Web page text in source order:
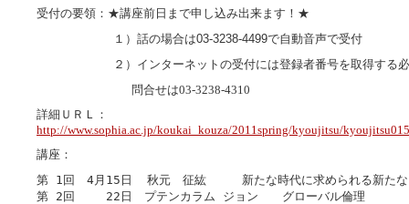
受付の要領：★講座前日まで申し込み出来ます！★
１） 話の場合は03-3238-4499で自動音声で受付
２）インターネットの受付には登録者番号を取得する
問合せは03-3238-4310
詳細ＵＲＬ：
http://www.sophia.ac.jp/koukai_kouza/2011spring/kyoujitsu/
講座：
第 1回　4月15日  秋元　征紘　　　新たな時代に求められる新た
第 2回 　　22日　プテンカラム ジョン　　グローバル倫理